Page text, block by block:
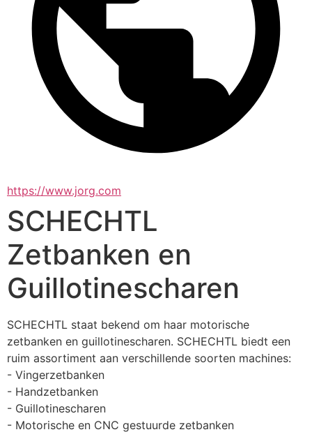
https://www.jorg.com
SCHECHTL
Zetbanken en
Guillotinescharen
SCHECHTL staat bekend om haar motorische
zetbanken en guillotinescharen. SCHECHTL biedt een
ruim assortiment aan verschillende soorten machines:
- Vingerzetbanken
- Handzetbanken
- Guillotinescharen
- Motorische en CNC gestuurde zetbanken